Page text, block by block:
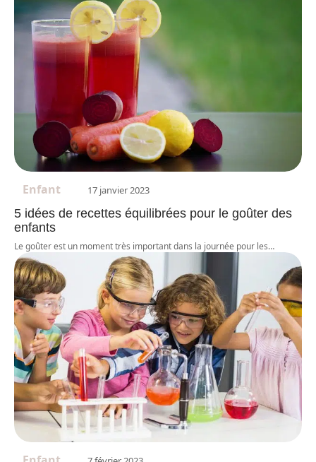
Enfant 17 janvier 2023
5 idées de recettes équilibrées pour le goûter des
enfants
Le goûter est un moment très important dans la journée pour les…